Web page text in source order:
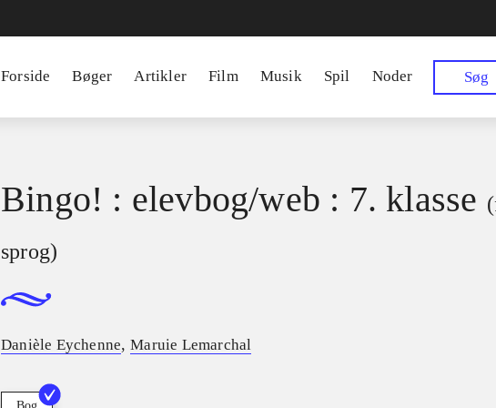
Forside Bøger Artikler Film Musik Spil Noder Søg
Bingo! : elevbog/web : 7. klasse
sprog)
Danièle Eychenne,Maruie Lemarchal